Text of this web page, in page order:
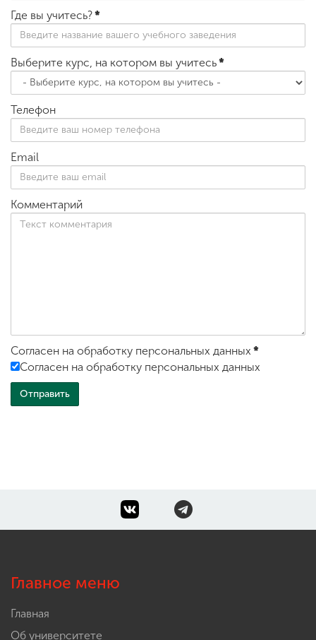
Где вы учитесь?*
Выберите курс, на котором вы учитесь*
Телефон
Email
Комментарий
Согласен на обработку персональных данных *
Согласен на обработку персональных данных
Главное меню
Главная
Об университете